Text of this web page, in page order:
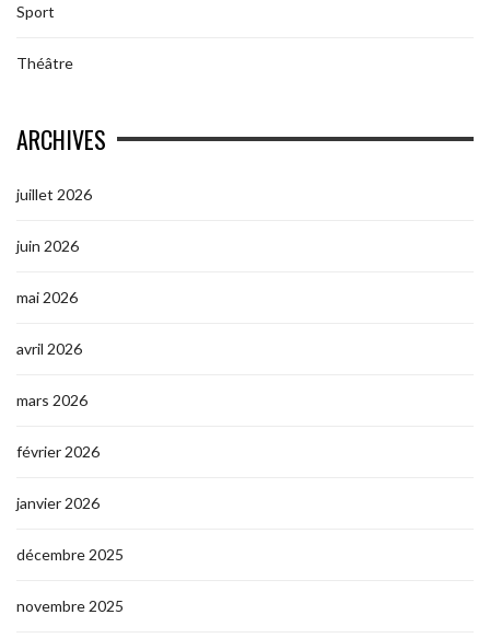
Sport
Théâtre
ARCHIVES
juillet 2026
juin 2026
mai 2026
avril 2026
mars 2026
février 2026
janvier 2026
décembre 2025
novembre 2025